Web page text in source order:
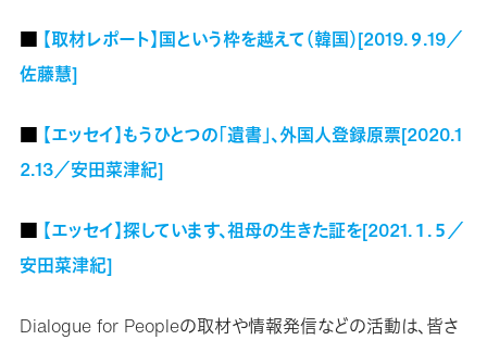
■ 【取材レポート】国という枠を越えて（韓国）[2019.９.19／
佐藤慧]
■ 【エッセイ】もうひとつの「遺書」、外国人登録原票[2020.1
2.13／安田菜津紀]
■ 【エッセイ】探しています、祖母の生きた証を[2021.１.５／
安田菜津紀]
Dialogue for Peopleの取材や情報発信などの活動は、皆さ